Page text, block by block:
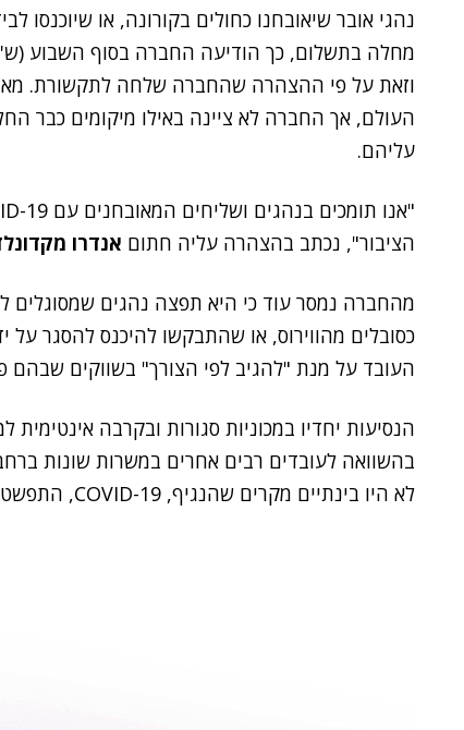
מחלה בתשלום, כך הודיעה החברה בסוף השבוע
וזאת על פי ההצהרה שהחברה שלחה לתקשורת.
העולם, אך החברה לא ציינה באילו מיקומים כבר
עליהם.
הציבור", נכתב בהצהרה עליה חתום אנדרו
מהחברה נמסר עוד כי היא תפצה נהגים שמסוגלים
כסובלים מהווירוס, או שהתבקשו להיכנס להסגר על
העובד על מנת "להגיב לפי הצורך" בשווקים שבהם
הנסיעות יחדיו במכוניות סגורות ובקרבה
בהשוואה לעובדים רבים אחרים במשרות שונות
לא היו בינתיים מקרים שהנגיף, COVID-19, התפשט בין נהגי אובר לנוסעיהם, או להפך.